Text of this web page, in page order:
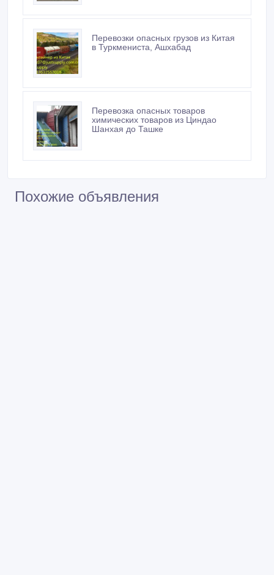
Перевозки опасных грузов из Китая
в Туркмениста, Ашхабад
Перевозка опасных товаров
химических товаров из Циндао
Шанхая до Ташке
Похожие объявления